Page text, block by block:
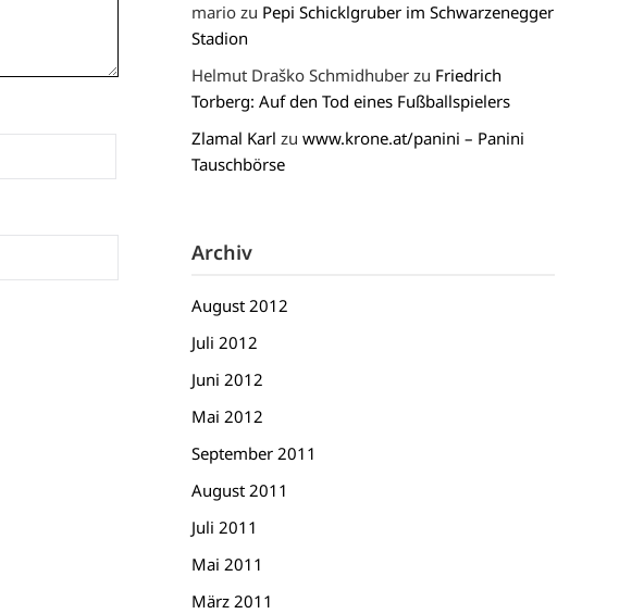
mariozu Pepi Schicklgruber im Schwarzenegger
Stadion
Helmut Draško Schmidhuberzu Friedrich
Torberg: Auf den Tod eines Fußballspielers
Zlamal Karl zu www.krone.at/panini – Panini
Tauschbörse
Archiv
August 2012
Juli 2012
Juni 2012
Mai 2012
September 2011
August 2011
Juli 2011
Mai 2011
März 2011